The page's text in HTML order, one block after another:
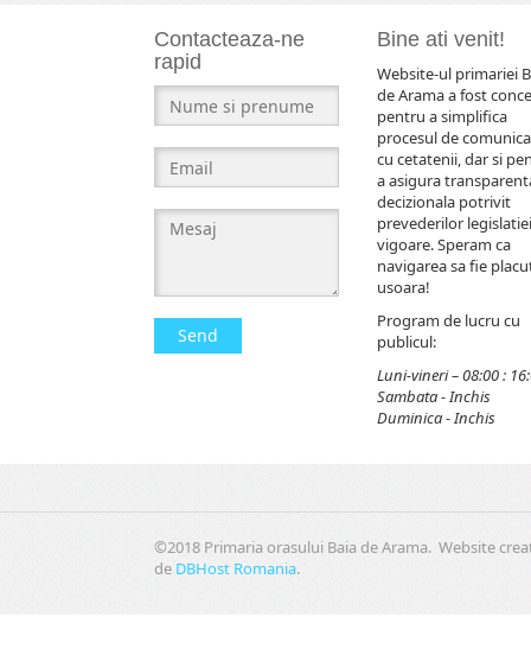
Contacteaza-ne
rapid
Send
Bine ati venit!
Website-ul primariei
de Arama a fost
pentru a simplifica
procesul de
cu cetatenii, dar si
a asigura
decizionala potrivit
prevederilor
vigoare. Speram ca
navigarea sa fie
usoara!
Program de lucru cu
publicul:
Luni-vineri – 08:00 :
Sambata - Inchis
Duminica - Inchis
©2018 Primaria orasului Baia de Arama. Website
de DBHost Romania.